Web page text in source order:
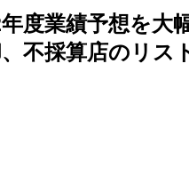
度業績予想を大
不採算店のリス